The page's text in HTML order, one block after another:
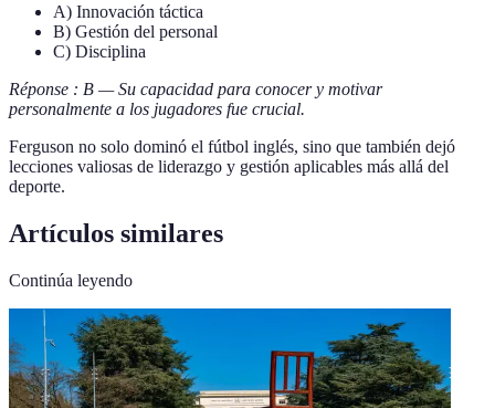
A) Innovación táctica
B) Gestión del personal
C) Disciplina
Réponse : B — Su capacidad para conocer y motivar
personalmente a los jugadores fue crucial.
Ferguson no solo dominó el fútbol inglés, sino que también dejó
lecciones valiosas de liderazgo y gestión aplicables más allá del
deporte.
Artículos similares
Continúa leyendo